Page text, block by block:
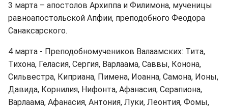
3 марта – апостолов Архиппа и Филимона, мученицы
равноапостольской Апфии, преподобного Феодора
Санаксарского.
4 марта - Преподобномучеников Валаамских: Тита,
Тихона, Геласия, Сергия, Варлаама, Саввы, Конона,
Сильвестра, Киприана, Пимена, Иоанна, Самона, Ионы,
Давида, Корнилия, Нифонта, Афанасия, Серапиона,
Варлаама, Афанасия, Антония, Луки, Леонтия, Фомы,